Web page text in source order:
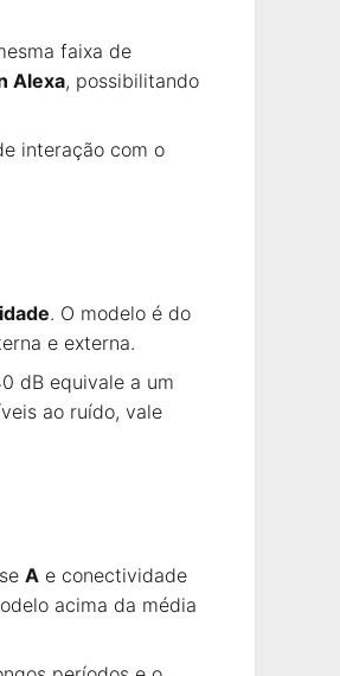
faixa de
Alexa, possibilitando
interação com o
. O modelo é do
e externa.
dB equivale a um
ao ruído, vale
A e conectividade
acima da média